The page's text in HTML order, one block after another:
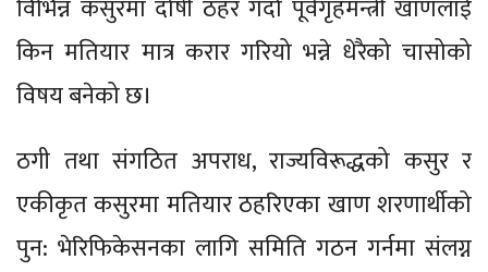
विभिन्न कसुरमा दोषी ठहर गर्दा पूर्वगृहमन्त्री खाणलाई
किन मतियार मात्र करार गरियो भन्ने धेरैको चासोको
विषय बनेको छ।
ठगी तथा संगठित अपराध, राज्यविरूद्धको कसुर र
एकीकृत कसुरमा मतियार ठहरिएका खाण शरणार्थीको
पुन: भेरिफिकेसनका लागि समिति गठन गर्नमा संलग्न